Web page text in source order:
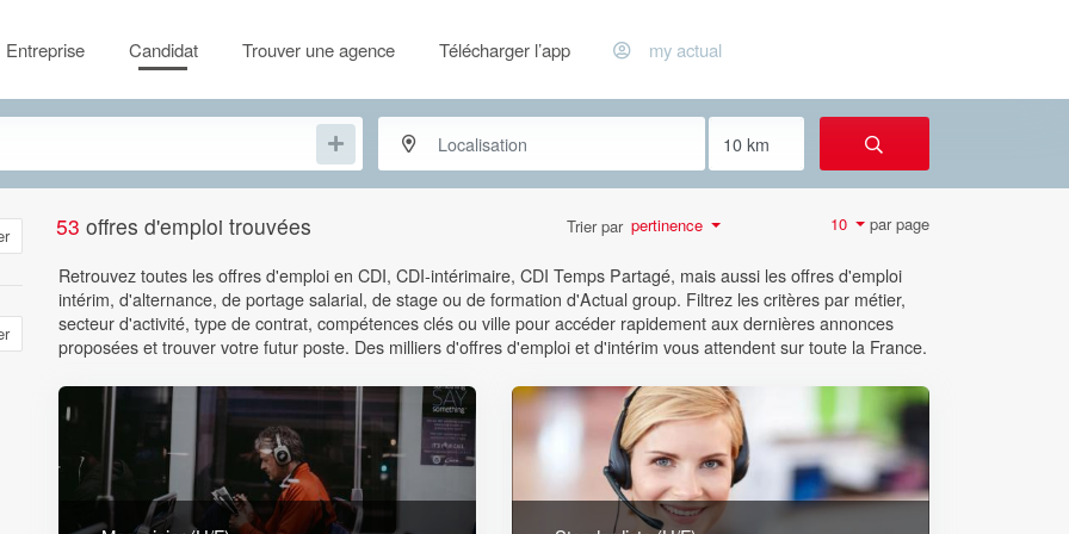
Entreprise Candidat Trouver une agence Télécharger l’app my actual
53 offres d'emploi trouvées Trier par pertinence 10 par page
Retrouvez toutes les offres d'emploi en CDI, CDI-intérimaire, CDI Temps Partagé, mais aussi les offres d'emploi
intérim, d'alternance, de portage salarial, de stage ou de formation d'Actual group. Filtrez les critères par métier,
secteur d'activité, type de contrat, compétences clés ou ville pour accéder rapidement aux dernières annonces
proposées et trouver votre futur poste. Des milliers d'offres d'emploi et d'intérim vous attendent sur toute la France.